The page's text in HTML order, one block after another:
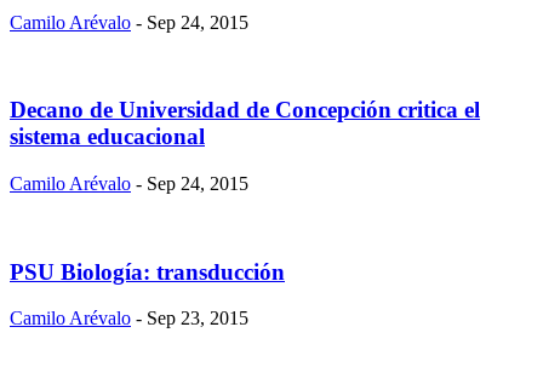
Camilo Arévalo - Sep 24, 2015
Decano de Universidad de Concepción critica el
sistema educacional
Camilo Arévalo - Sep 24, 2015
PSU Biología: transducción
Camilo Arévalo - Sep 23, 2015